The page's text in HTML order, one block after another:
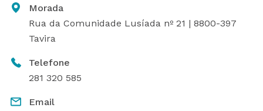
Morada
Rua da Comunidade Lusíada nº 21 | 8800-397
Tavira
Telefone
281 320 585
Email